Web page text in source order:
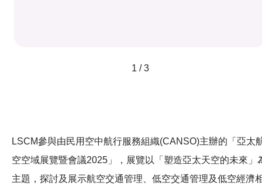
1 / 3
LSCM參與由民用空中航行服務組織(CANSO)主辦的「亞太
空空域展覽暨會議2025」，展覽以「塑造亞太天空的未來」
主題，探討及展示航空交通管理、低空交通管理及低空經濟